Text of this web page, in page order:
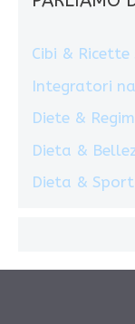
Cibi &
Integratori
Diete &
Dieta &
Dieta & Sport